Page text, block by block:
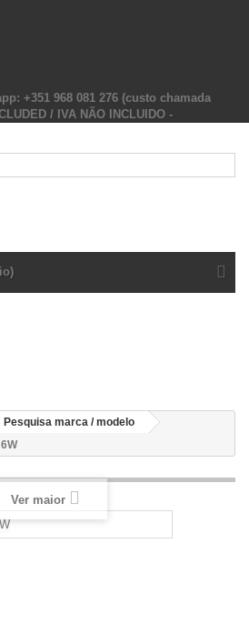
+351 968 081 276 (custo chamada
/ IVA NÃO INCLUIDO -
Pesquisa marca / modelo
Ver maior